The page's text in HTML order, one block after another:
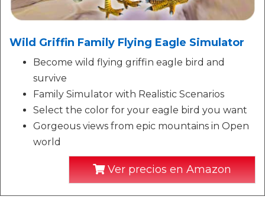
Wild Griffin Family Flying Eagle Simulator
Become wild flying griffin eagle bird and
survive
Family Simulator with Realistic Scenarios
Select the color for your eagle bird you want
Gorgeous views from epic mountains in Open
world
Ver precios en Amazon